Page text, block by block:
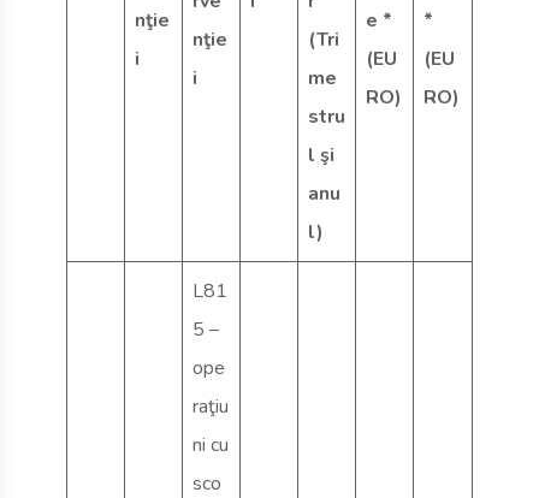
nţie
i
nţie
i
(Tri
me
stru
l şi
anu
l)
e *
(EU
RO)
*
(EU
RO)
L81
5 –
ope
raţiu
ni cu
sco